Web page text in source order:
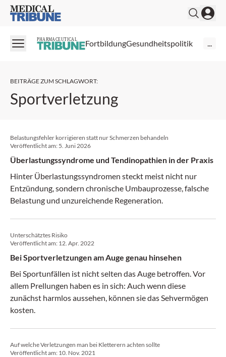
Medical Tribune
PHARMACEUTICAL FortbildungGesundheitspolitik ...
BEITRÄGE ZUM SCHLAGWORT:
Sportverletzung
Belastungsfehler korrigieren statt nur Schmerzen behandeln
Veröffentlicht am: 5. Juni 2026
Überlastungssyndrome und Tendinopathien in der Praxis
Hinter Überlastungssyndromen steckt meist nicht nur
Entzündung, sondern chronische Umbauprozesse, falsche
Belastung und unzureichende Regeneration.
Unterschätztes Risiko
Veröffentlicht am: 12. Apr. 2022
Bei Sportverletzungen am Auge genau hinsehen
Bei Sportunfällen ist nicht selten das Auge betroffen. Vor
allem Prellungen haben es in sich: Auch wenn diese
zunächst harmlos aussehen, können sie das Sehvermögen
kosten.
Auf welche Verletzungen man bei Kletterern achten sollte
Veröffentlicht am: 10. Nov. 2021